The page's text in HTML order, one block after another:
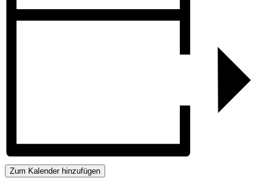
Zum Kalender hinzufügen